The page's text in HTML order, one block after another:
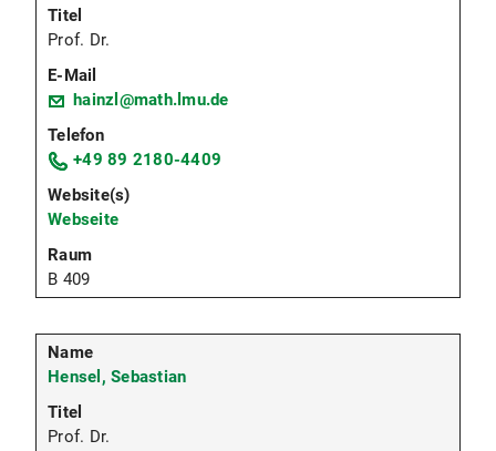
Prof. Dr.
hainzl@math.lmu.de
+49 89 2180-4409
Webseite
B 409
Hensel, Sebastian
Prof. Dr.